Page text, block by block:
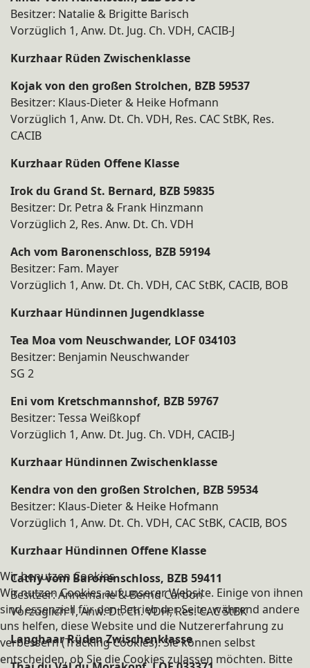
Besitzer: Natalie & Brigitte Barisch
Vorzüglich 1, Anw. Dt. Jug. Ch. VDH, CACIB-J
Kurzhaar Rüden Zwischenklasse
Kojak von den großen Strolchen, BZB 59537
Besitzer: Klaus-Dieter & Heike Hofmann
Vorzüglich 1, Anw. Dt. Ch. VDH, Res. CAC StBK, Res.
CACIB
Kurzhaar Rüden Offene Klasse
Irok du Grand St. Bernard, BZB 59835
Besitzer: Dr. Petra & Frank Hinzmann
Vorzüglich 2, Res. Anw. Dt. Ch. VDH
Ach vom Baronenschloss, BZB 59194
Besitzer: Fam. Mayer
Vorzüglich 1, Anw. Dt. Ch. VDH, CAC StBK, CACIB, BOB
Kurzhaar Hündinnen Jugendklasse
Tea Moa vom Neuschwander, LOF 034103
Besitzer: Benjamin Neuschwander
SG 2
Eni vom Kretschmannshof, BZB 59767
Besitzer: Tessa Weißkopf
Vorzüglich 1, Anw. Dt. Jug. Ch. VDH, CACIB-J
Kurzhaar Hündinnen Zwischenklasse
Kendra von den großen Strolchen, BZB 59534
Besitzer: Klaus-Dieter & Heike Hofmann
Vorzüglich 1, Anw. Dt. Ch. VDH, CAC StBK, CACIB, BOS
Kurzhaar Hündinnen Offene Klasse
Cathy vom Baronenschloss, BZB 59411
Besitzer: Annemarie & Bernd Carbon​
Vorzüglich 1, Anw. Dt. Ch. VDH, Res. CAC StBK
Langhaar Rüden Zwischenklasse
Wir benutzen Cookies
Wir nutzen Cookies auf unserer Website. Einige von ihnen
sind essenziell für den Betrieb der Seite, während andere
uns helfen, diese Website und die Nutzererfahrung zu
verbessern (Tracking Cookies). Sie können selbst
entscheiden, ob Sie die Cookies zulassen möchten. Bitte